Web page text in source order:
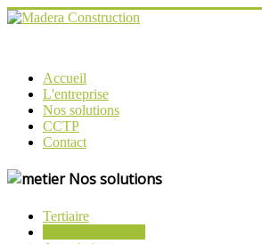
Accueil
L'entreprise
Nos solutions
CCTP
Contact
Nos solutions
Tertiaire